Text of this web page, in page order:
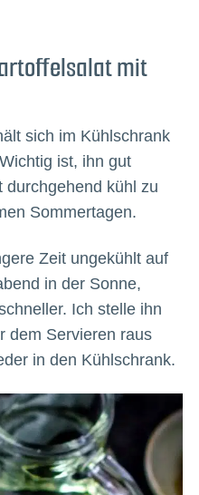
mit
sich im Kühlschrank
ist, ihn gut
durchgehend kühl zu
Sommertagen.
Zeit ungekühlt auf
in der Sonne,
Ich stelle ihn
dem Servieren raus
in den Kühlschrank.